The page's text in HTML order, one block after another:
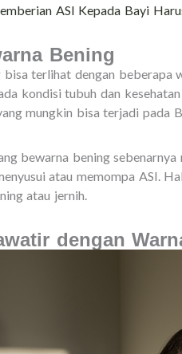
ASI Kepada Bayi
Bening
terlihat dengan beberapa
kondisi tubuh dan
mungkin bisa terjadi pada
bewarna bening
atau memompa ASI.
atau jernih.
dengan